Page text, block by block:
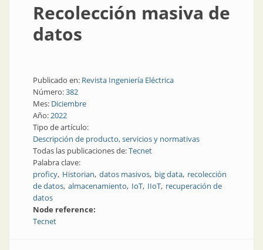
Recolección masiva de
datos
Publicado en: Revista Ingeniería Eléctrica
Número:382
Mes: Diciembre
Año:2022
Tipo de artículo:
Descripción de producto, servicios y normativas
Todas las publicaciones de:Tecnet
Palabra clave:
proficy Historian datos masivos big data recolección
de datos almacenamiento IoT IIoT recuperación de
datos
Node reference:
Tecnet